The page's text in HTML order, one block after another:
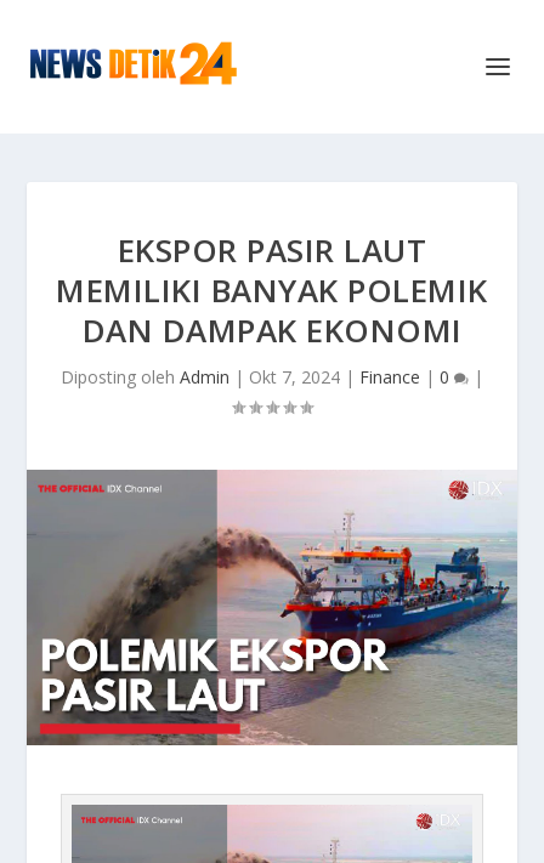
EKSPOR PASIR LAUT
MEMILIKI BANYAK POLEMIK
DAN DAMPAK EKONOMI
Diposting oleh Admin | Okt 7, 2024 | Finance | 0 |